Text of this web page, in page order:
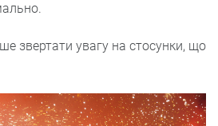
звертати увагу на стосунки, що